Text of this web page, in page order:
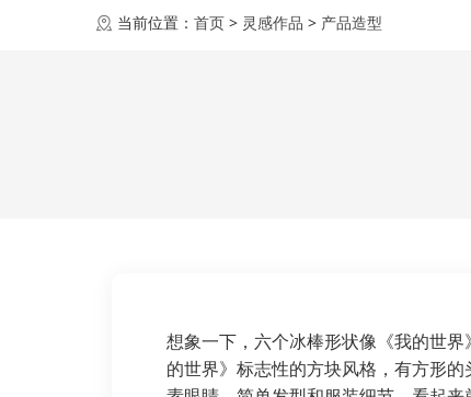
当前位置： 首页 > 灵感作品 > 产品造型
想象一下，六个冰棒形状像《我的世
的世界》标志性的方块风格，有方形